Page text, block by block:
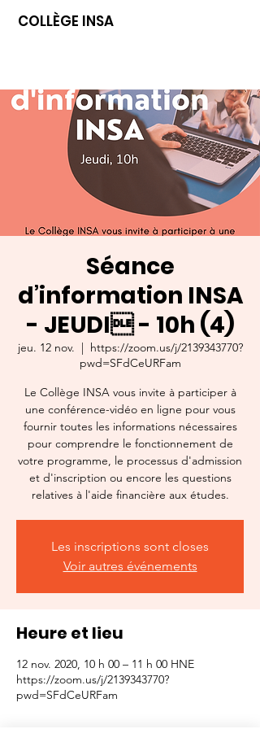
COLLÈGE INSA
Séance
d’information INSA
- JEUDI - 10h (4)
jeu. 12 nov.
  |
https://zoom.us/j/2139343770?
pwd=SFdCeURFam
Le Collège INSA vous invite à participer à
une conférence-vidéo en ligne pour vous
fournir toutes les informations nécessaires
pour comprendre le fonctionnement de
votre programme, le processus d'admission
et d'inscription ou encore les questions
relatives à l'aide financière aux études.
Les inscriptions sont closes
Voir autres événements
Heure et lieu
12 nov. 2020, 10 h 00 – 11 h 00 HNE
https://zoom.us/j/2139343770?
pwd=SFdCeURFam